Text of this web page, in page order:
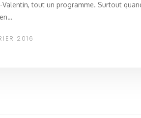
Valentin, tout un programme. Surtout
2016